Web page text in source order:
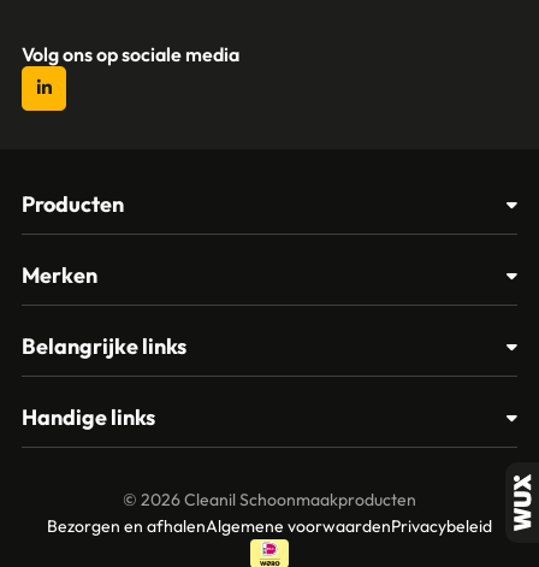
Volg ons op sociale media
Producten
Glasbewassing
Materialen
Papier – Dispensers - Toiletinrichting
Merken
Spectro
Vikan
Vileda
Belangrijke links
Contact
Mijn account
Handige links
Over ons
© 2026 Cleanil Schoonmaakproducten
Bezorgen en afhalenAlgemene voorwaardenPrivacybeleid